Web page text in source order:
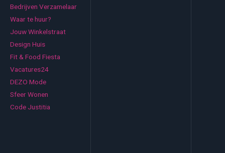
Bedrijven Verzamelaar
Waar te huur?
Jouw Winkelstraat
Design Huis
Fit & Food Fiesta
Vacatures24
DEZO Mode
Sfeer Wonen
Code Justitia